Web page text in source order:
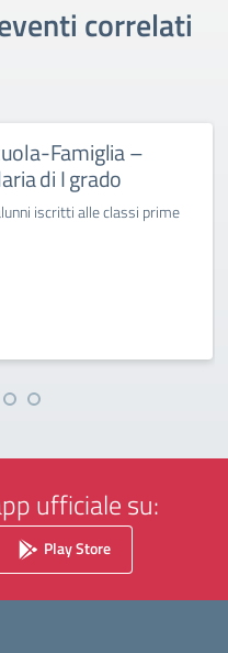
correlati
Famiglia –
di I grado
iscritti alle classi prime
ufficiale su:
Play Store